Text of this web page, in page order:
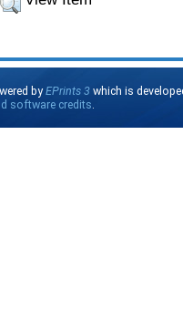
byEPrints 3 which is
software credits.